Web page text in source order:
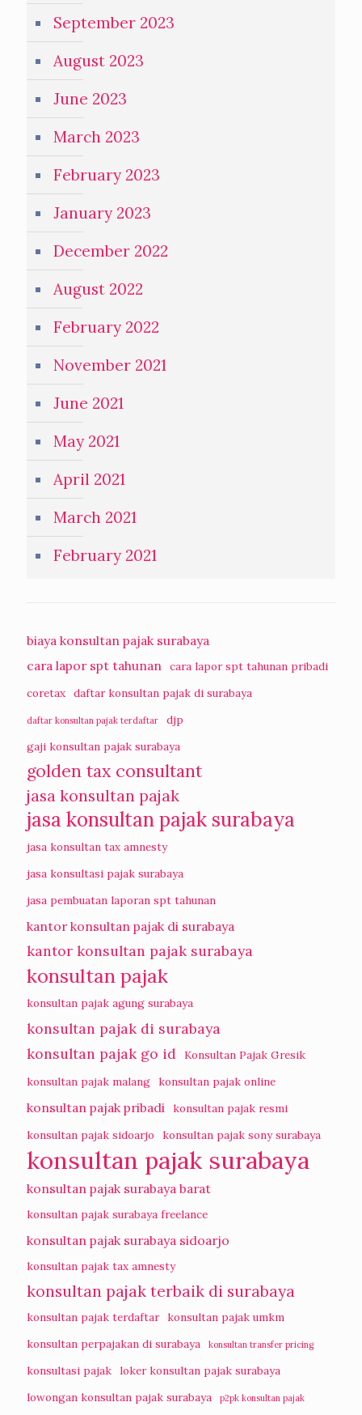
September 2023
August 2023
June 2023
March 2023
February 2023
January 2023
December 2022
August 2022
February 2022
November 2021
June 2021
May 2021
April 2021
March 2021
February 2021
biaya konsultan pajak surabaya
cara lapor spt tahunan cara lapor spt tahunan pribadi
coretax daftar konsultan pajak di surabaya
daftar konsultan pajak terdaftar
djp
gaji konsultan pajak surabaya
golden tax consultant
jasa konsultan pajak
jasa konsultan pajak surabaya
jasa konsultan tax amnesty
jasa konsultasi pajak surabaya
jasa pembuatan laporan spt tahunan
kantor konsultan pajak di surabaya
kantor konsultan pajak surabaya
konsultan pajak
konsultan pajak agung surabaya
konsultan pajak di surabaya
konsultan pajak go id Konsultan Pajak Gresik
konsultan pajak malang
konsultan pajak online
konsultan pajak pribadi
konsultan pajak resmi
konsultan pajak sidoarjo
konsultan pajak sony surabaya
konsultan pajak surabaya
konsultan pajak surabaya barat
konsultan pajak surabaya freelance
konsultan pajak surabaya sidoarjo
konsultan pajak tax amnesty
konsultan pajak terbaik di surabaya
konsultan pajak terdaftar
konsultan pajak umkm
konsultan perpajakan di surabaya
konsultan transfer pricing
konsultasi pajak
loker konsultan pajak surabaya
lowongan konsultan pajak surabaya
p2pk konsultan pajak